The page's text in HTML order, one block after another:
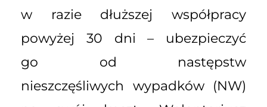
w razie dłuższej współpracy
powyżej 30 dni – ubezpieczyć
go od następstw
nieszczęśliwych wypadków (NW)